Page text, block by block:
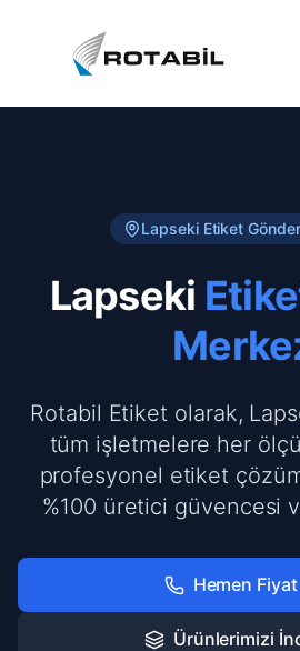
Lapseki Etiket
Lapseki
Rotabil Etiket olarak,
tüm işletmelere her
profesyonel etiket
%100 üretici güvencesi
Hemen Fiyat
Ürünlerimizi